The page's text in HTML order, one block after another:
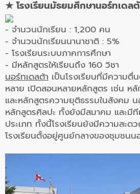
★ โรงเรียนมัธยมศึกษานอร์ทเดล
- จำนวนนักเรียน : 1,200 คน
- จำนวนนักเรียนนานาชาติ : 5%
- โรงเรียนระบบภาคการศึกษา
- มีหลักสูตรให้เรียนถึง 160 วิชา
นอร์ทเดลต้า เป็นโรงเรียนที่มีความตื่
หลาย เปิดสอนหลายหลักสูตร เช่น ห
และหลักสูตรความยุติธรรมในสังคม น
หลักสูตรศิลปะ ทั้งยังมีสมาคม และมี
ประเภท ทั้งนี้โรงเรียนยังมีความสะดว
โรงเรียนตั้งอยู่ศูนย์กลางของชุมชนน